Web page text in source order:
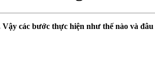
các bước thực hiện như thế nào và